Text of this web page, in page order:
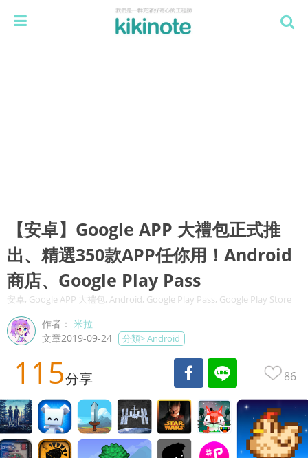
【安卓】Google APP 大禮包正式推
出、精選350款APP任你用！Android
商店、Google Play Pass
安卓, Google APP 大禮包, Android, Google Play Pass, Google Play Store
作者：米拉
文章2019-09-24
分類>Android
115分享 86